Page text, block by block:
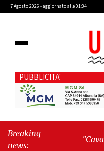
7 Agosto 2026 - aggiornato alle 01:34
PUBBLICITA'
Breaking
news:
"Cava de'